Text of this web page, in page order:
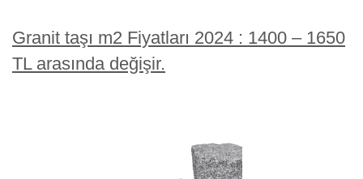
Granit taşı m2 Fiyatları 2024 : 1400 – 1650
TL arasında değişir.